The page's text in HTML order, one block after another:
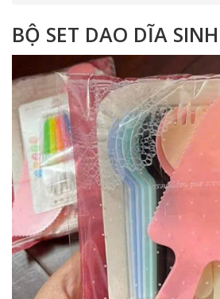
BỘ SET DAO DĨA